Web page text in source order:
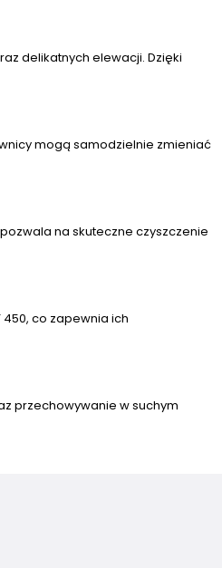
delikatnych elewacji. Dzięki
mogą samodzielnie zmieniać
na skuteczne czyszczenie
450, co zapewnia ich
przechowywanie w suchym